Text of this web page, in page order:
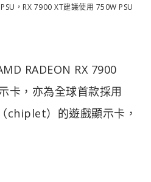
，RX 7900 XT建議使用 750W PSU
RADEON RX 7900
卡，亦為全球首款採用
chiplet）的遊戲顯示卡，